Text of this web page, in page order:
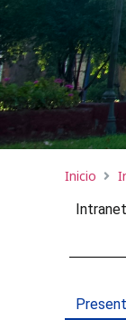
Intranet
Inicio